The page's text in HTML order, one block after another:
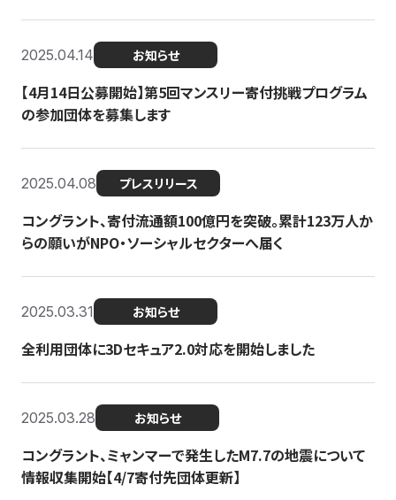
2025.04.14 お知らせ
【4月14日公募開始】第5回マンスリー寄付挑戦プログラム
の参加団体を募集します
2025.04.08 プレスリリース
コングラント、寄付流通額100億円を突破。累計123万人か
らの願いがNPO・ソーシャルセクターへ届く
2025.03.31 お知らせ
全利用団体に3Dセキュア2.0対応を開始しました
2025.03.28 お知らせ
コングラント、ミャンマーで発生したM7.7の地震について
情報収集開始【4/7寄付先団体更新】